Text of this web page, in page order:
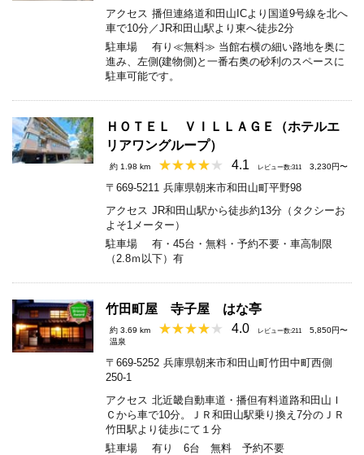
アクセス 播但連絡道和田山ICより国道9号線を北へ
車で10分／JR和田山駅より東へ徒歩2分
駐車場
有り≪無料≫ 当館右横の細い路地を奥に
進み、左側(建物側)と一番右奥の砂利のスペースに
駐車可能です。
ＨＯＴＥＬ ＶＩＬＬＡＧＥ（ホテルエ
リアワングループ）
約 1.98 km 4.1 レビュー数:311 3,230円〜
〒669-5211 兵庫県朝来市和田山町平野98
アクセス JR和田山駅から徒歩約13分（タクシーお
よそ1メーター）
駐車場
有・45台・無料・予約不要・車高制限
（2.8ｍ以下）有
竹田町屋 寺子屋 はな亭
約 3.69 km 4.0 レビュー数:211
5,850円〜
温泉
〒669-5252 兵庫県朝来市和田山町竹田中町西側
250-1
アクセス 北近畿自動車道・播但有料道路和田山Ｉ
Ｃから車で10分。ＪＲ和田山駅乗り換え7分のＪＲ
竹田駅より徒歩にて１分
駐車場
有り 6台 無料 予約不要